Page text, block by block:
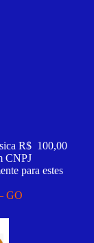
R$ 100,00
CNPJ
para estes
GO